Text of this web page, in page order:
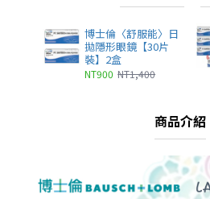
博士倫〈舒服能〉日
拋隱形眼鏡【30片
裝】2盒
NT900 NT1,400
商品介紹